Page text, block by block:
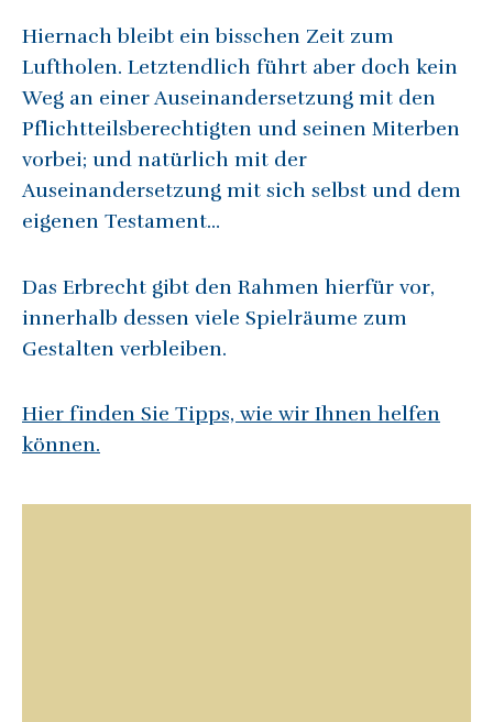
Hiernach bleibt ein bisschen Zeit zum
Luftholen. Letztendlich führt aber doch kein
Weg an einer Auseinandersetzung mit den
Pflichtteilsberechtigten und seinen Miterben
vorbei; und natürlich mit der
Auseinandersetzung mit sich selbst und dem
eigenen Testament…
Das Erbrecht gibt den Rahmen hierfür vor,
innerhalb dessen viele Spielräume zum
Gestalten verbleiben.
Hier finden Sie Tipps, wie wir Ihnen helfen
können.